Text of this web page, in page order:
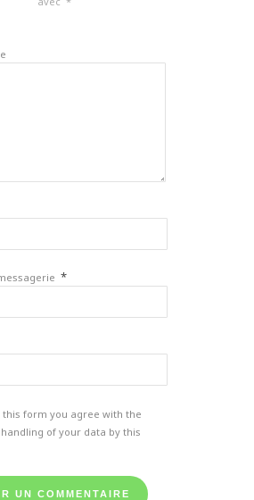
*
this form you agree with the
of your data by this